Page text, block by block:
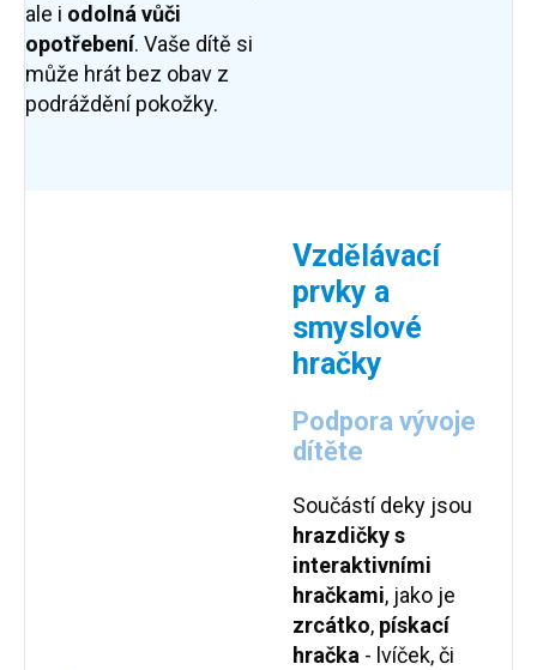
ale i odolná vůči
opotřebení. Vaše dítě si
může hrát bez obav z
podráždění pokožky.
Vzdělávací
prvky a
smyslové
hračky
Podpora vývoje
dítěte
Součástí deky jsou
hrazdičkys
interaktivními
hračkami, jako je
zrcátko, pískací
hračka - lvíček, či